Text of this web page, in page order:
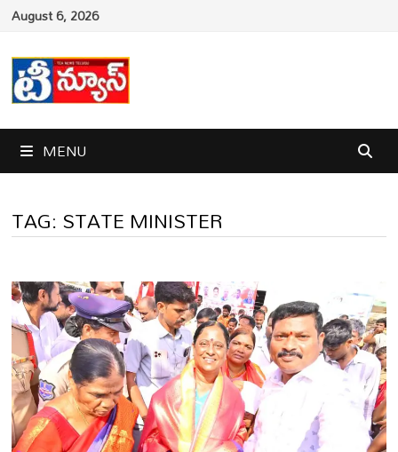
Skip
content
August 6, 2026
MENU
TAG:STATE MINISTER